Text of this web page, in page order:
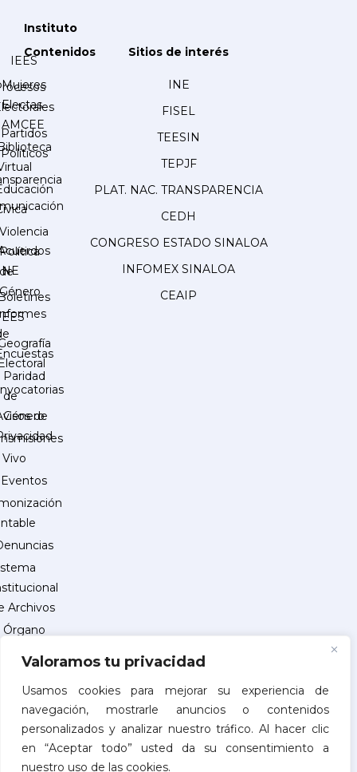
Valoramos tu privacidad
Usamos cookies para mejorar su experiencia de
navegación, mostrarle anuncios o contenidos
personalizados y analizar nuestro tráfico. Al hacer clic
en “Aceptar todo” usted da su consentimiento a
nuestro uso de las cookies.
Instituto
IEES
Partidos
Políticos
de
Contenidos
Mujeres
Electas
AMCEE
Violencia
Política
de
Género
Paridad
de
Género
Eventos
Archivos
Órgano
Control
INSCRIPCIÓN
Sitios de interés
INE
FISEL
TEESIN
TEPJF
PLAT. NAC. TRANSPARENCIA
CEDH
CONGRESO ESTADO SINALOA
INFOMEX SINALOA
CEAIP